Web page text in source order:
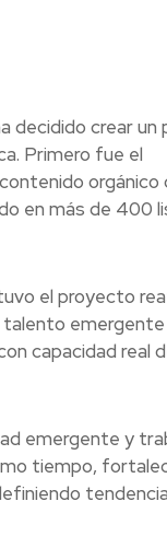
decidido crear un
Primero fue el
orgánico
en más de 400
el proyecto
talento emergente
capacidad real
emergente y
tiempo,